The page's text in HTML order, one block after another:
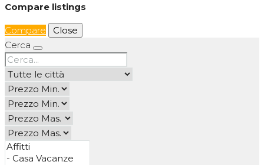
Compare listings
Compare
Close
Cerca